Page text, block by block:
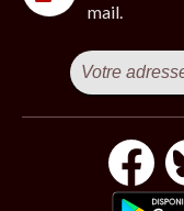
mail.